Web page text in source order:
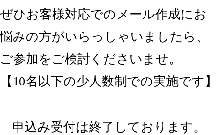
ぜひお客様対応でのメール作成にお
悩みの方がいらっしゃいましたら、
ご参加をご検討くださいませ。
【10名以下の少人数制での実施です】
申込み受付は終了しております。